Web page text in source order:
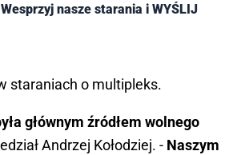
nasze starania i WYŚLIJ
staraniach o multipleks.
głównym źródłem wolnego
Andrzej Kołodziej. - Naszym